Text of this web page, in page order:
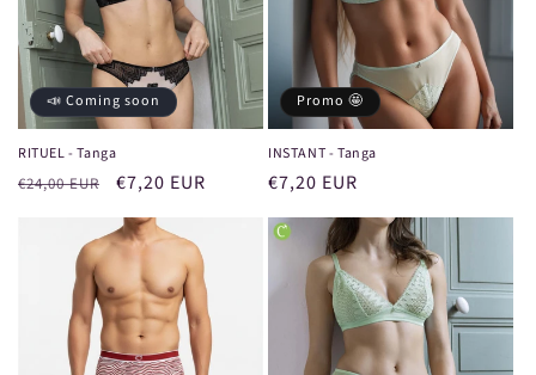
📣 Coming soon
RITUEL - Tanga
Prix
€24,00 EUR
Prix
promotionnel
€7,20 EUR
Promo 🤩
INSTANT - Tanga
Prix
promotionnel
€7,20 EUR